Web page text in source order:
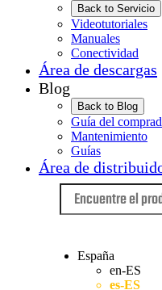
Back to Servicio
Videotutoriales
Manuales
Conectividad
Área de descargas
Blog
Back to Blog
Guía del
Mantenimiento
Guías
Área de
España
en-ES
es-ES